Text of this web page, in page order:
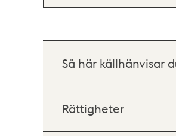
Så här källhänvisar
Rättigheter